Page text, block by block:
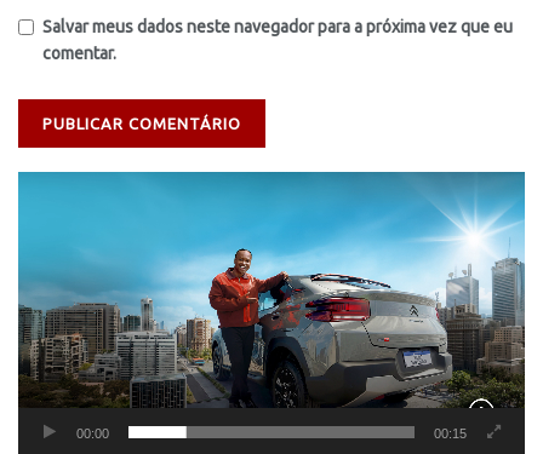
Salvar meus dados neste navegador para a próxima vez que eu
comentar.
00:00 00:15